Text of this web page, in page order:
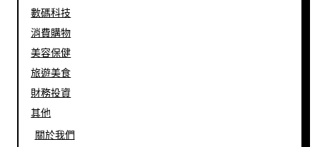
數碼科技
消費購物
美容保健
旅遊美食
財務投資
其他
關於我們